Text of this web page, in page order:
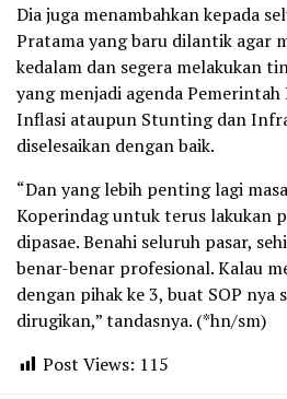
Dia juga menambahkan kepada
Pratama yang baru dilantik agar
kedalam dan segera melakukan
yang menjadi agenda Pemerintah
Inflasi ataupun Stunting dan
diselesaikan dengan baik.
“Dan yang lebih penting lagi
Koperindag untuk terus lakukan
dipasae. Benahi seluruh pasar,
benar-benar profesional. Kalau
dengan pihak ke 3, buat SOP nya
dirugikan,” tandasnya. (*hn/sm)
Post Views: 115